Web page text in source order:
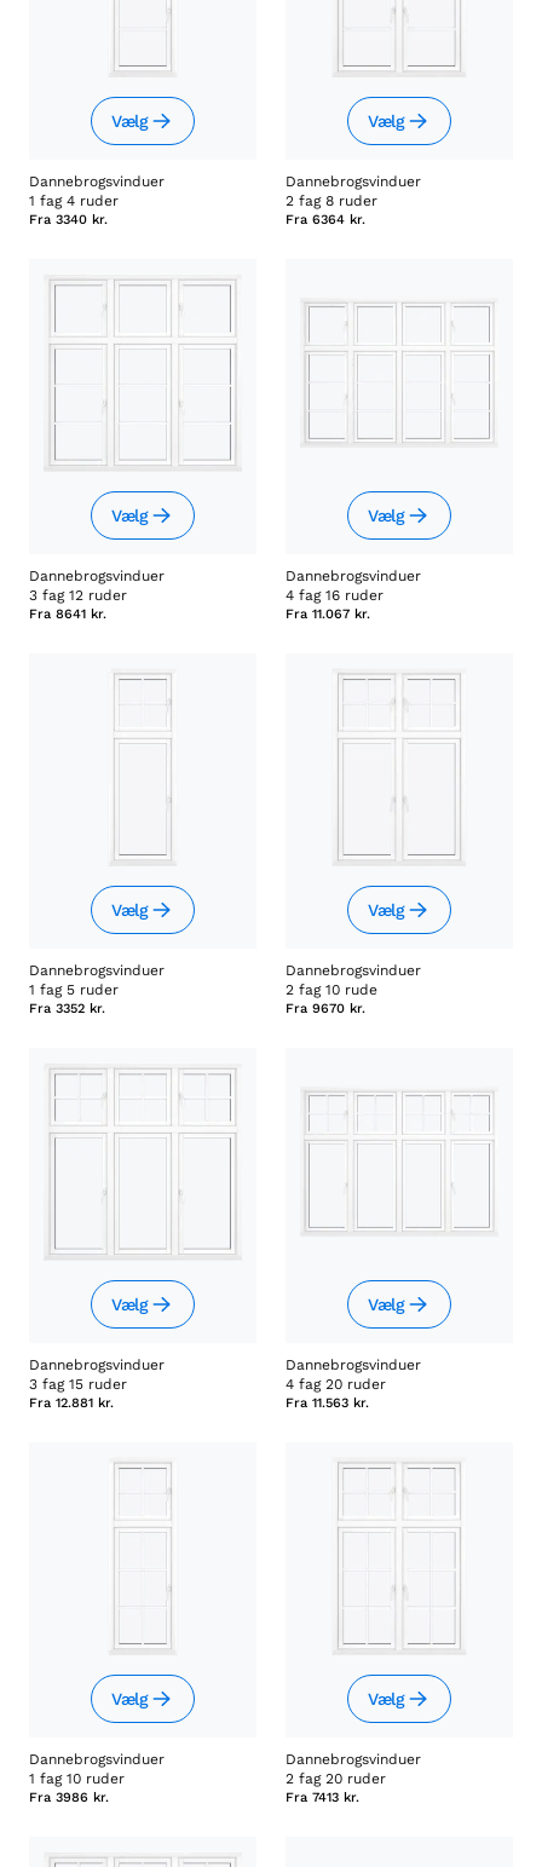
Vælg
Dannebrogsvinduer
1 fag 4 ruder
Fra 3340 kr.
Vælg
Dannebrogsvinduer
2 fag 8 ruder
Fra 6364 kr.
Vælg
Dannebrogsvinduer
3 fag 12 ruder
Fra 8641 kr.
Vælg
Dannebrogsvinduer
4 fag 16 ruder
Fra 11.067 kr.
Vælg
Dannebrogsvinduer
1 fag 5 ruder
Fra 3352 kr.
Vælg
Dannebrogsvinduer
2 fag 10 rude
Fra 9670 kr.
Vælg
Dannebrogsvinduer
3 fag 15 ruder
Fra 12.881 kr.
Vælg
Dannebrogsvinduer
4 fag 20 ruder
Fra 11.563 kr.
Vælg
Dannebrogsvinduer
1 fag 10 ruder
Fra 3986 kr.
Vælg
Dannebrogsvinduer
2 fag 20 ruder
Fra 7413 kr.